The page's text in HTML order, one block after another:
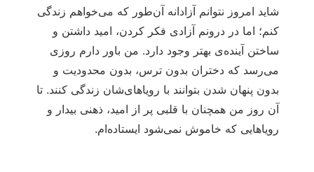
شاید امروز نتوانم آزادانه آن‌طور که می‌خواهم زندگی
کنم؛ اما در درونم آزادی فکر کردن، امید داشتن و
ساختن آینده‌ی بهتر وجود دارد. من باور دارم روزی
می‌رسد که دختران بدون ترس، بدون محدودیت و
بدون پنهان شدن بتوانند با رویاهای‌شان زندگی کنند. تا
آن روز من همچنان با قلبی پر از امید، ذهنی بیدار و
رویاهایی که خاموش نمی‌شود ایستاده‌ام.